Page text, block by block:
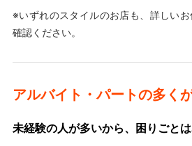
※いずれのスタイルのお店も、詳しい
確認ください。
アルバイト・パートの多く
未経験の人が多いから、困りごと